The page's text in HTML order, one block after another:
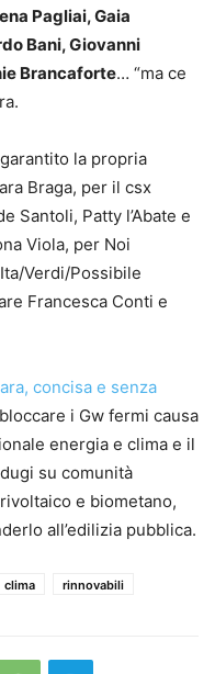
Pagliai, Gaia
Bani, Giovanni
Brancaforte… “ma ce
la propria
Braga, per il csx
Santoli, Patty l’Abate e
Viola, per Noi
Verdi/Possibile
Francesca Conti e
concisa e senza
i Gw fermi causa
energia e clima e il
su comunità
e biometano,
all’edilizia pubblica.
clima rinnovabili